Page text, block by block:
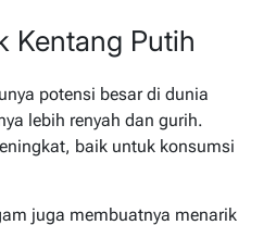
Kentang Putih
potensi besar di dunia
lebih renyah dan gurih.
baik untuk konsumsi
juga membuatnya menarik